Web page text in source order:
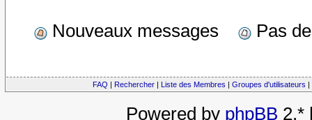
Nouveaux messages Pas
FAQ | Rechercher | Liste des Membres | Groupes d'utilisateurs |
Powered by phpBB 2.*